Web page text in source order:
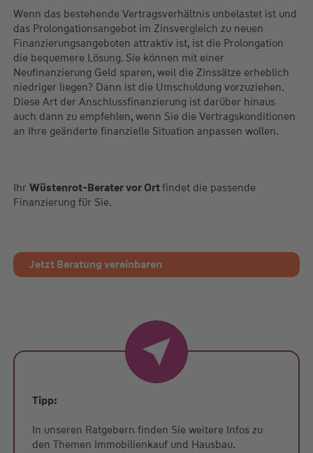
Wenn das bestehende Vertragsverhältnis unbelastet ist und
das Prolongationsangebot im Zinsvergleich zu neuen
Finanzierungsangeboten attraktiv ist, ist die Prolongation
die bequemere Lösung. Sie können mit einer
Neufinanzierung Geld sparen, weil die Zinssätze erheblich
niedriger liegen? Dann ist die Umschuldung vorzuziehen.
Diese Art der Anschlussfinanzierung ist darüber hinaus
auch dann zu empfehlen, wenn Sie die Vertragskonditionen
an Ihre geänderte finanzielle Situation anpassen wollen.
Ihr Wüstenrot-Berater vor Ortfindet die passende
Finanzierung für Sie.
Jetzt Beratung vereinbaren
Tipp:
In unseren Ratgebern finden Sie weitere Infos zu
den Themen Immobilienkauf und Hausbau.